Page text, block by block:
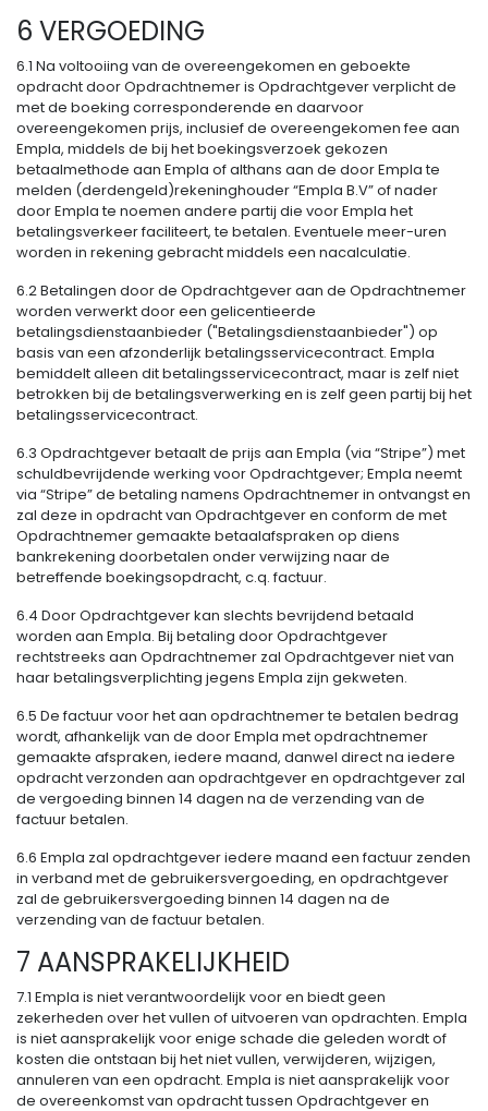
6 VERGOEDING
6.1 Na voltooiing van de overeengekomen en geboekte
opdracht door Opdrachtnemer is Opdrachtgever verplicht de
met de boeking corresponderende en daarvoor
overeengekomen prijs, inclusief de overeengekomen fee aan
Empla, middels de bij het boekingsverzoek gekozen
betaalmethode aan Empla of althans aan de door Empla te
melden (derdengeld)rekeninghouder “Empla B.V” of nader
door Empla te noemen andere partij die voor Empla het
betalingsverkeer faciliteert, te betalen. Eventuele meer-uren
worden in rekening gebracht middels een nacalculatie.
6.2 Betalingen door de Opdrachtgever aan de Opdrachtnemer
worden verwerkt door een gelicentieerde
betalingsdienstaanbieder ("Betalingsdienstaanbieder") op
basis van een afzonderlijk betalingsservicecontract. Empla
bemiddelt alleen dit betalingsservicecontract, maar is zelf niet
betrokken bij de betalingsverwerking en is zelf geen partij bij het
betalingsservicecontract.
6.3 Opdrachtgever betaalt de prijs aan Empla (via “Stripe”) met
schuldbevrijdende werking voor Opdrachtgever; Empla neemt
via “Stripe” de betaling namens Opdrachtnemer in ontvangst en
zal deze in opdracht van Opdrachtgever en conform de met
Opdrachtnemer gemaakte betaalafspraken op diens
bankrekening doorbetalen onder verwijzing naar de
betreffende boekingsopdracht, c.q. factuur.
6.4 Door Opdrachtgever kan slechts bevrijdend betaald
worden aan Empla. Bij betaling door Opdrachtgever
rechtstreeks aan Opdrachtnemer zal Opdrachtgever niet van
haar betalingsverplichting jegens Empla zijn gekweten.
6.5 De factuur voor het aan opdrachtnemer te betalen bedrag
wordt, afhankelijk van de door Empla met opdrachtnemer
gemaakte afspraken, iedere maand, danwel direct na iedere
opdracht verzonden aan opdrachtgever en opdrachtgever zal
de vergoeding binnen 14 dagen na de verzending van de
factuur betalen.
6.6 Empla zal opdrachtgever iedere maand een factuur zenden
in verband met de gebruikersvergoeding, en opdrachtgever
zal de gebruikersvergoeding binnen 14 dagen na de
verzending van de factuur betalen.
7 AANSPRAKELIJKHEID
7.1 Empla is niet verantwoordelijk voor en biedt geen
zekerheden over het vullen of uitvoeren van opdrachten. Empla
is niet aansprakelijk voor enige schade die geleden wordt of
kosten die ontstaan bij het niet vullen, verwijderen, wijzigen,
annuleren van een opdracht. Empla is niet aansprakelijk voor
de overeenkomst van opdracht tussen Opdrachtgever en